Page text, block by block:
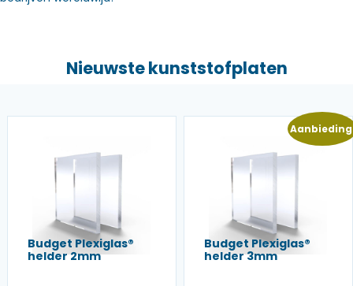
Nieuwste kunststofplaten
Budget Plexiglas®
helder 2mm
Budget Plexiglas®
helder 3mm